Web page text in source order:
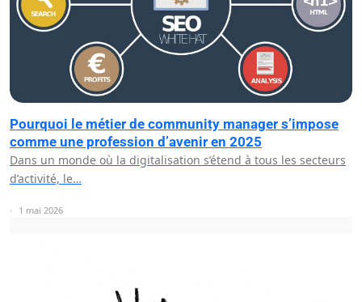
Pourquoi le métier de community manager s’impose
comme une profession d’avenir en 2025
Dans un monde où la digitalisation s’étend à tous les secteurs
d’activité, le…
1 mai 2026